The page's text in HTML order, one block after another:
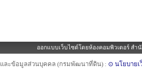
ออกแบบเว็บไซต์โดยห้องคอมพิวเตอร์ ส
และข้อมูลส่วนบุคคล (กรมพัฒนาที่ดิน) : ⊙ นโยบายเ